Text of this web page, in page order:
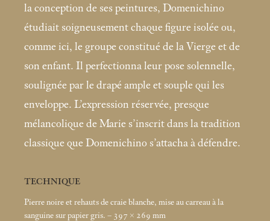
la conception de ses peintures, Domenichino
étudiait soigneusement chaque figure isolée ou,
comme ici, le groupe constitué de la Vierge et de
son enfant. Il perfectionna leur pose solennelle,
soulignée par le drapé ample et souple qui les
enveloppe. L’expression réservée, presque
mélancolique de Marie s’inscrit dans la tradition
classique que Domenichino s’attacha à défendre.
TECHNIQUE
Pierre noire et rehauts de craie blanche, mise au carreau à la
sanguine sur papier gris. – 397 × 269 mm